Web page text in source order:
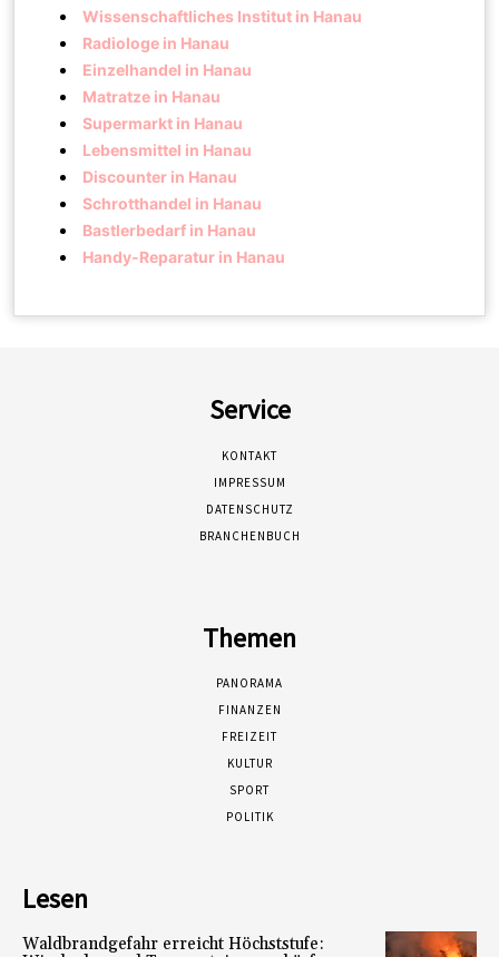
Wissenschaftliches Institut in Hanau
Radiologe in Hanau
Einzelhandel in Hanau
Matratze in Hanau
Supermarkt in Hanau
Lebensmittel in Hanau
Discounter in Hanau
Schrotthandel in Hanau
Bastlerbedarf in Hanau
Handy-Reparatur in Hanau
Service
KONTAKT
IMPRESSUM
DATENSCHUTZ
BRANCHENBUCH
Themen
PANORAMA
FINANZEN
FREIZEIT
KULTUR
SPORT
POLITIK
Lesen
Waldbrandgefahr erreicht Höchststufe: